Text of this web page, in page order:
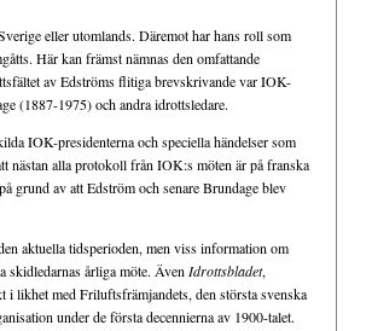
eller utomlands. Däremot har hans roll som
Här kan främst nämnas den omfattande
av Edströms flitiga brevskrivande var IOK-
(1887-1975) och andra idrottsledare.
IOK-presidenterna och speciella händelser som
nästan alla protokoll från IOK:s möten är på franska
grund av att Edström och senare Brundage blev
aktuella tidsperioden, men viss information om
skidledarnas årliga möte. Även Idrottsbladet,
i likhet med Friluftsfrämjandets, den största svenska
under de första decennierna av 1900-talet.